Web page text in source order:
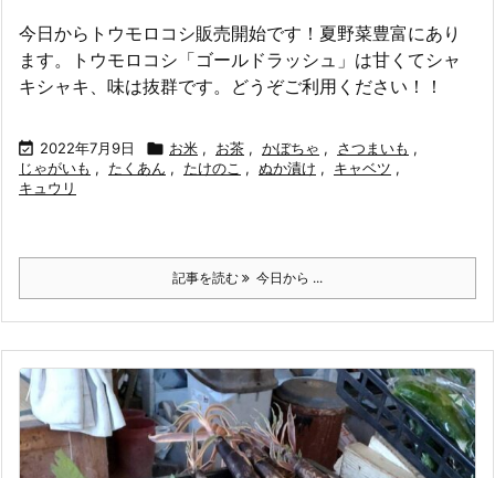
今日からトウモロコシ販売開始です！夏野菜豊富にあり
ます。トウモロコシ「ゴールドラッシュ」は甘くてシャ
キシャキ、味は抜群です。どうぞご利用ください！！
 2022年7月9日  お米 , お茶 , かぼちゃ , さつまいも ,
じゃがいも , たくあん , たけのこ , ぬか漬け , キャベツ ,
キュウリ
記事を読む 今日から ...